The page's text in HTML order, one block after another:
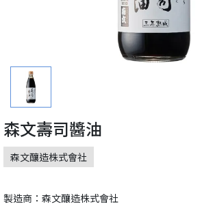
森文壽司醬油
森文釀造株式會社
製造商：森文釀造株式會社